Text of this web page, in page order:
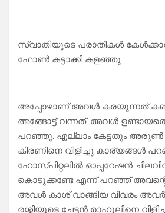
സ്വാതിയുടെ പരാതികൾ
ഫോൺ കട്ടാക്കി കളഞ്ഞു.
അപ്പോഴാണ് അവൾ കരയുന്നത്
അങ്ങോട്ട്‌ വന്നത്. അവൾ
പറഞ്ഞു. എല്ലാം കേട്ടതും അരുൺ
കിരണിനെ വിളിച്ചു കാര്യങ്ങൾ
ഹോസ്പിറ്റലിൽ ഓപ്പറേഷൻ
കൊടുക്കണ്ടേ എന്ന് പറഞ്ഞ്
അവൾ കാശ് വാങ്ങിയ വിവരം
രശ്മിയുടെ ചേട്ടൻ രാഹുലിനെ